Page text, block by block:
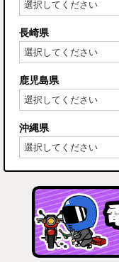
長崎県
鹿児島県
沖縄県